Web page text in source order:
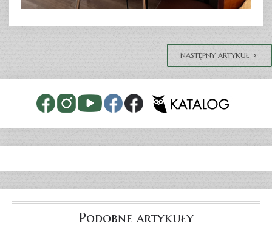
NASTĘPNY ARTYKUŁ
Podobne artykuły